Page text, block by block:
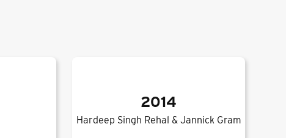
2014
Hardeep Singh Rehal & Jannick Gram